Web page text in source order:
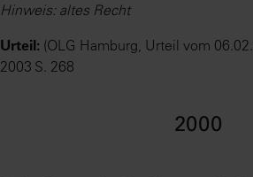
Hinweis: altes Recht
Urteil: (OLG Hamburg, Urteil vom
2003 S. 268
2000